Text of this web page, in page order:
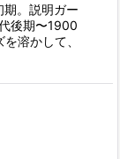
。説明ガー
後期〜1900
溶かして、